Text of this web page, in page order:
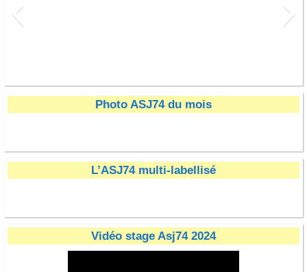
ITM SAINT JULIEN
Communauté de Commune du Genevois
Crédit Mutuel
Surcotec
On'Kart Logo
Poli
Carrosserie Lavandeira
logo UCPA VITAM
RYWAN
anne marie
eau-minerale-thonon
Photo ASJ74 du mois
L’ASJ74 multi-labellisé
Vidéo stage Asj74 2024